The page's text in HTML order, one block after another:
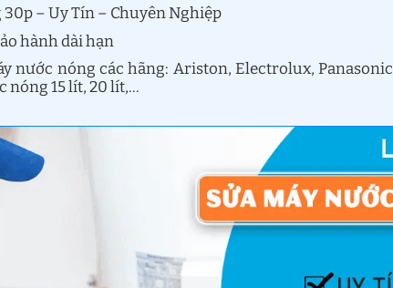
– Uy Tín – Chuyên Nghiệp
hành dài hạn
nước nóng các hãng: Ariston, Electrolux,
nóng 15 lít, 20 lít,…